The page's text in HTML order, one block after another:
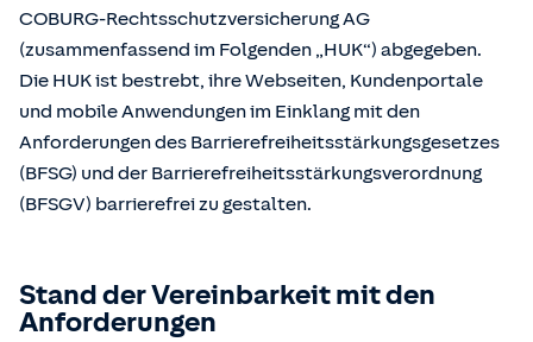
COBURG-Rechtsschutzversicherung AG
(zusammenfassend im Folgenden „HUK“) abgegeben.
Die HUK ist bestrebt, ihre Webseiten, Kundenportale
und mobile Anwendungen im Einklang mit den
Anforderungen des Barrierefreiheitsstärkungsgesetzes
(BFSG) und der Barrierefreiheitsstärkungsverordnung
(BFSGV) barrierefrei zu gestalten.
Stand der Vereinbarkeit mit den
Anforderungen